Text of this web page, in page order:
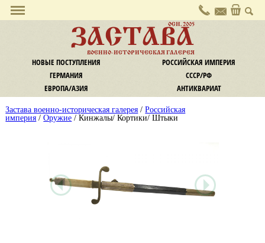
Политика конфиденциальности
Контакты
Комиссия
Экспертиза и оценка
Информация
Наши новости
Новости культуры
ОСН. 2005
ЗАСТАВА
ВОЕННО-ИСТОРИЧЕСКАЯ ГАЛЕРЕЯ
НОВЫЕ ПОСТУПЛЕНИЯ
РОССИЙСКАЯ ИМПЕРИЯ
ГЕРМАНИЯ
СССР/РФ
ЕВРОПА/АЗИЯ
АНТИКВАРИАТ
Застава военно-историческая галерея /Российская
империя /Оружие / Кинжалы/ Кортики/ Штыки